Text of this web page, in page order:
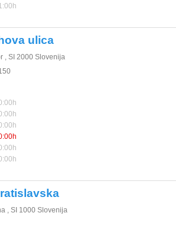
ulica
, SI 2000 Slovenija
, SI 1000 Slovenija